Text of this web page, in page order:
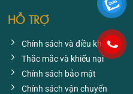
HỖ TRỢ
Chính sách và điều khoản
Thắc mắc và khiếu nại
Chính sách bảo mật
Chính sách vận chuyển